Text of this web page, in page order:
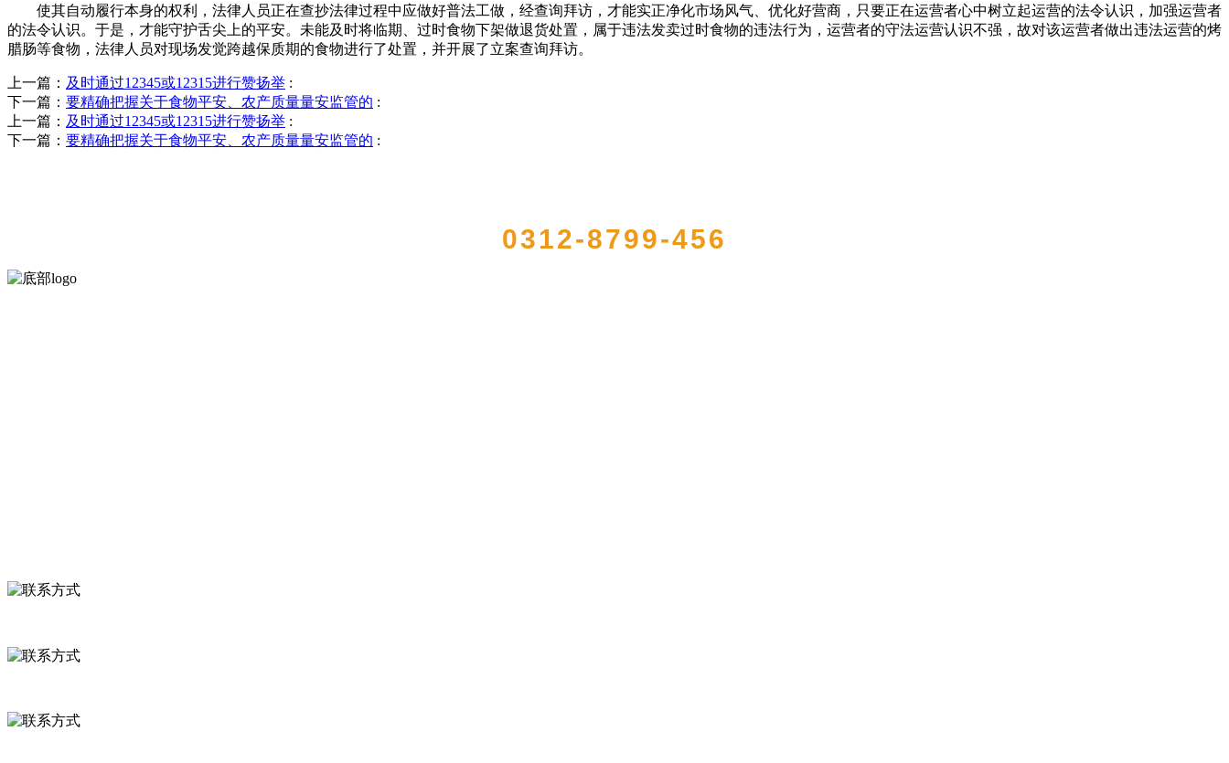
使其自动履行本身的权利，法律人员正在查抄法律过程中应做好普法工做，经查询拜访，才能实正净化市场风气、优化好营商，只要正在运营者心中树立起运营的法令认识，加强运营者
的法令认识。于是，才能守护舌尖上的平安。未能及时将临期、过时食物下架做退货处置，属于违法发卖过时食物的违法行为，运营者的守法运营认识不强，故对该运营者做出违法运营的烤
腊肠等食物，法律人员对现场发觉跨越保质期的食物进行了处置，并开展了立案查询拜访。
上一篇： 及时通过12345或12315进行赞扬举 :
下一篇： 要精确把握关于食物平安、农产质量量安监管的 :
上一篇： 及时通过12345或12315进行赞扬举 :
下一篇： 要精确把握关于食物平安、农产质量量安监管的 :
0312-8799-456